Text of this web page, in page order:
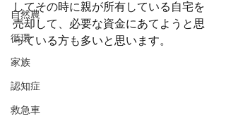
自然農
循環
家族
認知症
救急車
してその時に親が所有している自宅を
売却して、必要な資金にあてようと思
っている方も多いと思います。